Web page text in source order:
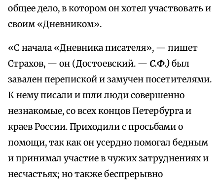
общее дело, в котором он хотел участвовать и
своим «Дневником».
«С начала «Дневника писателя», — пишет
Страхов, — он (Достоевский. — С.Ф.)был
завален перепиской и замучен посетителями.
К нему писали и шли люди совершенно
незнакомые, со всех концов Петербурга и
краев России. Приходили с просьбами о
помощи, так как он усердно помогал бедным
и принимал участие в чужих затруднениях и
несчастьях; но также беспрерывно